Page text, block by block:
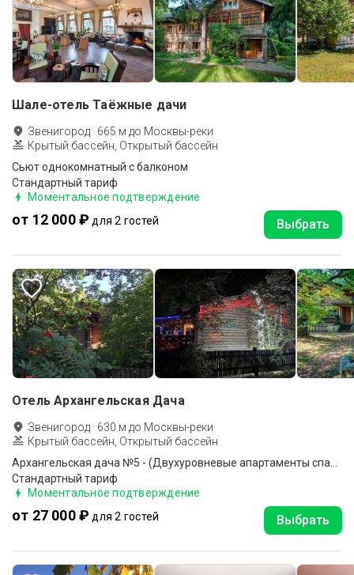
Шале-отель Таёжные дачи
Звенигород · 665 м до Москвы-реки
Крытый бассейн, Открытый бассейн
Сьют однокомнатный c балконом
Стандартный тариф
Моментальное подтверждение
от 12 000 ₽ для 2 гостей Выбрать
Отель Архангельская Дача
Звенигород · 630 м до Москвы-реки
Крытый бассейн, Открытый бассейн
Стандартный тариф
Моментальное подтверждение
от 27 000 ₽ для 2 гостей Выбрать